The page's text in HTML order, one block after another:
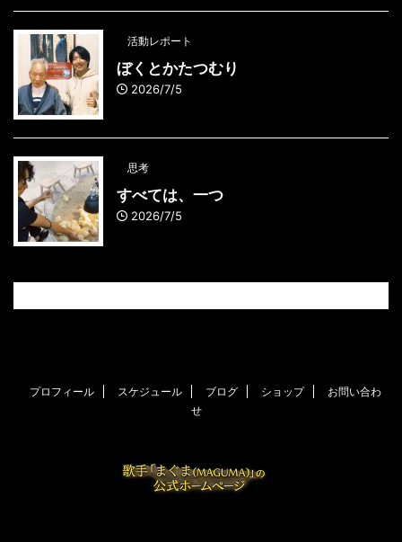
活動レポート
ぼくとかたつむり
2026/7/5
思考
すべては、一つ
2026/7/5
プロフィール スケジュール ブログ ショップ
お問い合わ
せ